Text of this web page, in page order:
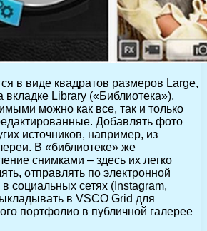
в виде квадратов размеров Large,
вкладке Library («Библиотека»),
можно как все, так и только
Добавлять фото
источников, например, из
В «библиотеке» же
снимками – здесь их легко
отправлять по электронной
социальных сетях (Instagram,
в VSCO Grid для
портфолио в публичной галерее